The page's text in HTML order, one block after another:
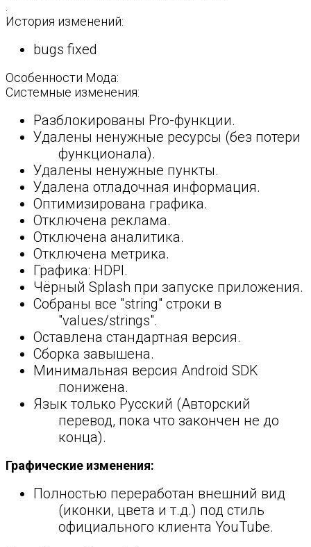
История изменений:
bugs fixed
Особенности Мода:
Системные изменения:
Разблокированы Pro-функции.
Удалены ненужные ресурсы (без потери
функционала).
Удалены ненужные пункты.
Удалена отладочная информация.
Оптимизирована графика.
Отключена реклама.
Отключена аналитика.
Отключена метрика.
Графика: HDPI.
Чёрный Splash при запуске приложения.
Собраны все "string" строки в
"values/strings".
Оставлена стандартная версия.
Сборка завышена.
Минимальная версия Android SDK
понижена.
Язык только Русский (Авторский
перевод, пока что закончен не до
конца).
Графические изменения:
Полностью переработан внешний вид
(иконки, цвета и т.д.) под стиль
официального клиента YouTube.